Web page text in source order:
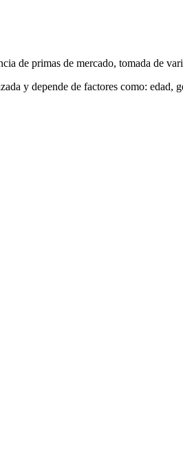
de primas de mercado, tomada de
y depende de factores como: